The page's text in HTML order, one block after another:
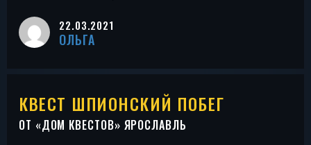
22.03.2021
ОЛЬГА
КВЕСТ ШПИОНСКИЙ ПОБЕГ
ОТ «ДОМ КВЕСТОВ» ЯРОСЛАВЛЬ